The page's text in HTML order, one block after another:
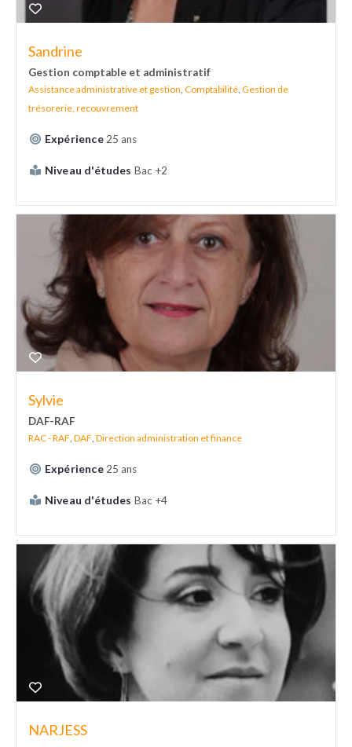
Sandrine
Gestion comptable et administratif
Assistance administrative et gestion Comptabilité Gestion de
trésorerie, recouvrement
Expérience 25 ans
Niveau d'études Bac +2
Sylvie
DAF-RAF
RAC - RAF, DAF, Direction administration et finance
Expérience 25 ans
Niveau d'études Bac +4
NARJESS